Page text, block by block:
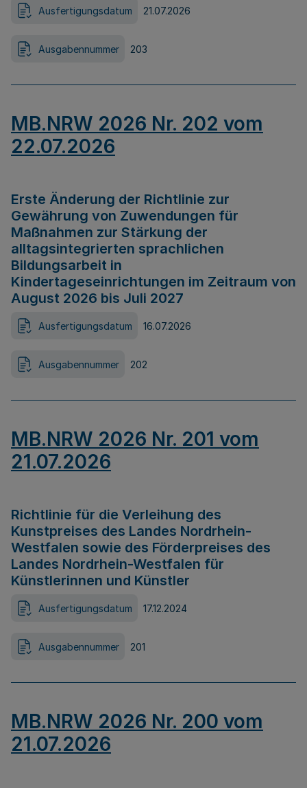
Ausfertigungsdatum 21.07.2026
Ausgabennummer 203
MB.NRW 2026 Nr. 202 vom
22.07.2026
Erste Änderung der Richtlinie zur
Gewährung von Zuwendungen für
Maßnahmen zur Stärkung der
alltagsintegrierten sprachlichen
Bildungsarbeit in
Kindertageseinrichtungen im Zeitraum von
August 2026 bis Juli 2027
Ausfertigungsdatum 16.07.2026
Ausgabennummer 202
MB.NRW 2026 Nr. 201 vom
21.07.2026
Richtlinie für die Verleihung des
Kunstpreises des Landes Nordrhein-
Westfalen sowie des Förderpreises des
Landes Nordrhein-Westfalen für
Künstlerinnen und Künstler
Ausfertigungsdatum 17.12.2024
Ausgabennummer 201
MB.NRW 2026 Nr. 200 vom
21.07.2026